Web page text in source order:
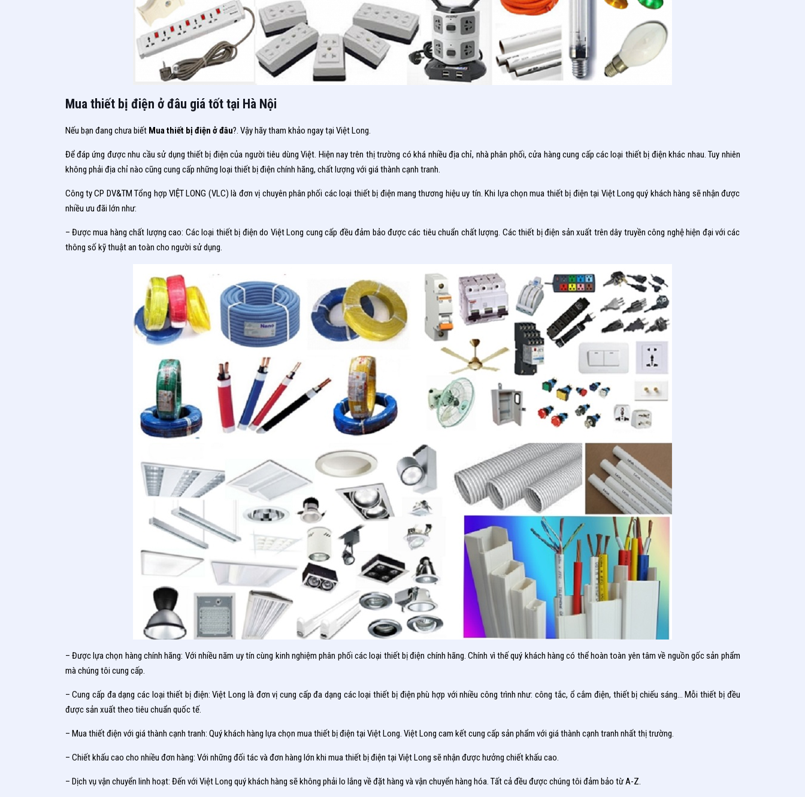
Mua thiết bị điện ở đâu giá tốt tại Hà Nội
Nếu bạn đang chưa biết Mua thiết bị điện ở đâu?. Vậy hãy tham khảo ngay tại Việt Long.
Để đáp ứng được nhu cầu sử dụng thiết bị điện của người tiêu dùng Việt. Hiện nay trên thị trường có khá nhiều địa chỉ, nhà phân phối, cửa hàng cung cấp các loại thiết bị điện khác nhau. Tuy nhiên
không phải địa chỉ nào cũng cung cấp những loại thiết bị điện chính hãng, chất lượng với giá thành cạnh tranh.
Công ty CP DV&TM Tổng hợp VIỆT LONG (VLC) là đơn vị chuyên phân phối các loại thiết bị điện mang thương hiệu uy tín. Khi lựa chọn mua thiết bị điện tại Việt Long quý khách hàng sẽ nhận được
nhiều ưu đãi lớn như:
– Được mua hàng chất lượng cao: Các loại thiết bị điện do Việt Long cung cấp đều đảm bảo được các tiêu chuẩn chất lượng. Các thiết bị điện sản xuất trên dây truyền công nghệ hiện đại với các
thông số kỹ thuật an toàn cho người sử dụng.
– Được lựa chọn hàng chính hãng: Với nhiều năm uy tín cùng kinh nghiệm phân phối các loại thiết bị điện chính hãng. Chính vì thế quý khách hàng có thể hoàn toàn yên tâm về nguồn gốc sản phẩm
mà chúng tôi cung cấp.
– Cung cấp đa dạng các loại thiết bị điện: Việt Long là đơn vị cung cấp đa dạng các loại thiết bị điện phù hợp với nhiều công trình như: công tắc, ổ cắm điện, thiết bị chiếu sáng… Mỗi thiết bị đều
được sản xuất theo tiêu chuẩn quốc tế.
– Mua thiết điện với giá thành cạnh tranh: Quý khách hàng lựa chọn mua thiết bị điện tại Việt Long. Việt Long cam kết cung cấp sản phẩm với giá thành cạnh tranh nhất thị trường.
– Chiết khấu cao cho nhiều đơn hàng: Với những đối tác và đơn hàng lớn khi mua thiết bị điện tại Việt Long sẽ nhận được hưởng chiết khấu cao.
– Dịch vụ vận chuyển linh hoạt: Đến với Việt Long quý khách hàng sẽ không phải lo lắng về đặt hàng và vận chuyển hàng hóa. Tất cả đều được chúng tôi đảm bảo từ A-Z.